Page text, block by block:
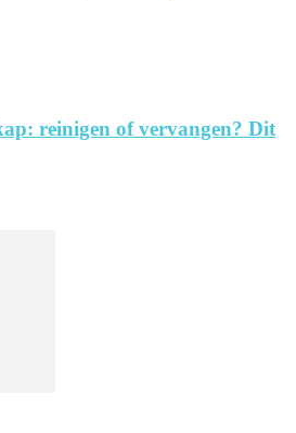
reinigen of vervangen? Dit